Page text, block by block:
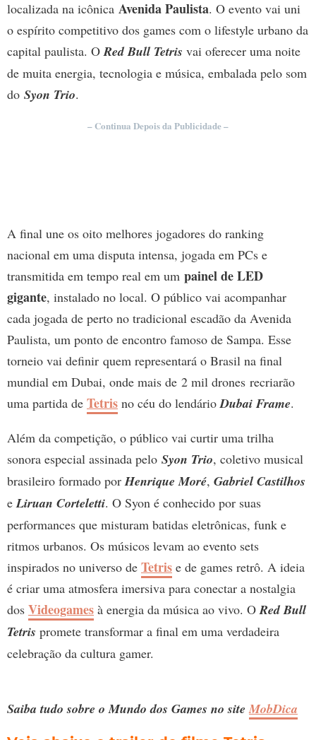
localizada na icônica Avenida Paulista. O evento vai uni
o espírito competitivo dos games com o lifestyle urbano da
capital paulista. ORed Bull Tetris vai oferecer uma noite
de muita energia, tecnologia e música, embalada pelo som
do Syon Trio.
– Continua Depois da Publicidade –
A final une os oito melhores jogadores do ranking
nacional em uma disputa intensa, jogada em PCs e
transmitida em tempo real em um painel de LED
gigante, instalado no local. O público vai acompanhar
cada jogada de perto no tradicional escadão da Avenida
Paulista, um ponto de encontro famoso de Sampa. Esse
torneio vai definir quem representará o Brasil na final
mundial em Dubai, onde mais de 2 mil drones recriarão
uma partida de Tetris no céu do lendárioDubai Frame.
Além da competição, o público vai curtir uma trilha
sonora especial assinada pelo Syon Trio, coletivo musical
brasileiro formado porHenrique Moré, Gabriel Castilhos
eLiruan Corteletti. O Syon é conhecido por suas
performances que misturam batidas eletrônicas, funk e
ritmos urbanos. Os músicos levam ao evento sets
inspirados no universo de Tetris e de games retrô. A ideia
é criar uma atmosfera imersiva para conectar a nostalgia
dos Videogames à energia da música ao vivo. ORed Bull
Tetris promete transformar a final em uma verdadeira
celebração da cultura gamer.
Saiba tudo sobre o Mundo dos Games no siteMobDica